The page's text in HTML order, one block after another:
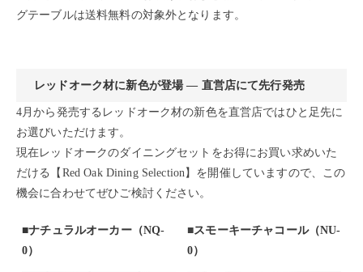
グテーブルは送料無料の対象外となります。
レッドオーク材に新色が登場 — 直営店にて先行発売
4月から発売するレッドオーク材の新色を直営店ではひと足先に
お選びいただけます。
現在レッドオークのダイニングセットをお得にお買い求めいた
だける【Red Oak Dining Selection】を開催していますので、この
機会に合わせてぜひご検討ください。
■ナチュラルオーカー（NQ-
0）
■スモーキーチャコール（NU-
0）